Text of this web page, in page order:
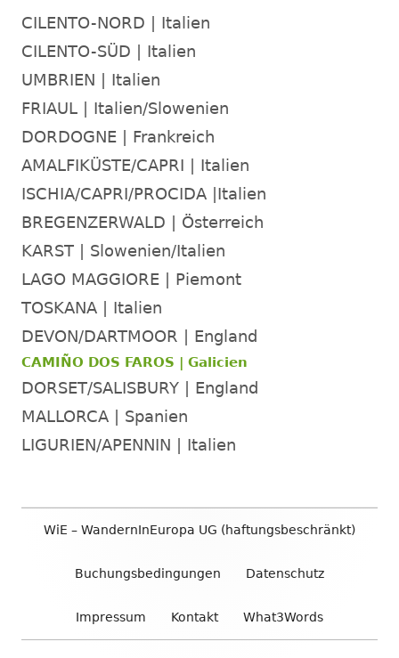
CILENTO-NORD | Italien
CILENTO-SÜD | Italien
UMBRIEN | Italien
FRIAUL | Italien/Slowenien
DORDOGNE | Frankreich
AMALFIKÜSTE/CAPRI | Italien
ISCHIA/CAPRI/PROCIDA |Italien
BREGENZERWALD | Österreich
KARST | Slowenien/Italien
LAGO MAGGIORE | Piemont
TOSKANA | Italien
DEVON/DARTMOOR | England
CAMIÑO DOS FAROS | Galicien
DORSET/SALISBURY | England
MALLORCA | Spanien
LIGURIEN/APENNIN | Italien
Footer
WiE – WandernInEuropa UG (haftungsbeschränkt)
Buchungsbedingungen Datenschutz
Impressum Kontakt What3Words